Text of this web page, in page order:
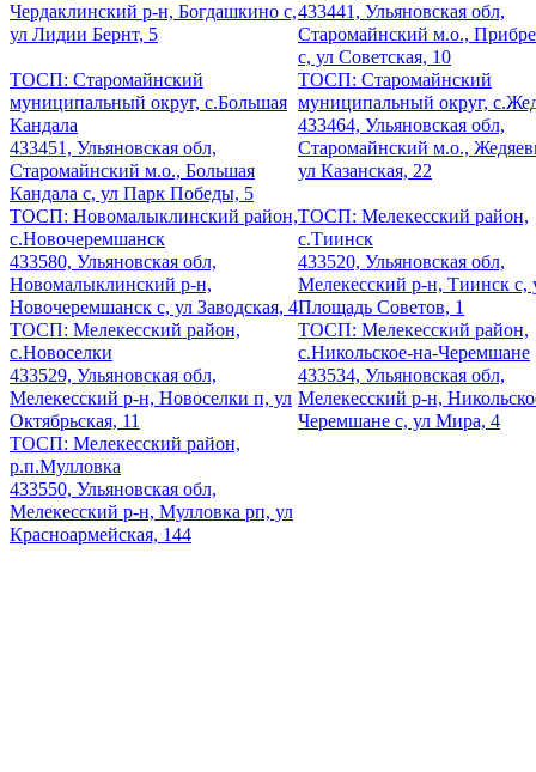
Чердаклинский р-н, Богдашкино с,
ул Лидии Бернт, 5
433441, Ульяновская обл,
Старомайнский м.о.,
с, ул Советская, 10
ТОСП: Старомайнский
муниципальный округ, с.Большая
Кандала
433451, Ульяновская обл,
Старомайнский м.о., Большая
Кандала с, ул Парк Победы, 5
ТОСП: Старомайнский
муниципальный округ,
433464, Ульяновская обл,
Старомайнский м.о.,
ул Казанская, 22
ТОСП: Новомалыклинский район,
с.Новочеремшанск
433580, Ульяновская обл,
Новомалыклинский р-н,
Новочеремшанск с, ул Заводская, 4
ТОСП: Мелекесский район,
с.Тиинск
433520, Ульяновская обл,
Мелекесский р-н, Тиинск с,
Площадь Советов, 1
ТОСП: Мелекесский район,
с.Новоселки
433529, Ульяновская обл,
Мелекесский р-н, Новоселки п, ул
Октябрьская, 11
ТОСП: Мелекесский район,
с.Никольское-на-Черемшане
433534, Ульяновская обл,
Мелекесский р-н,
Черемшане с, ул Мира, 4
ТОСП: Мелекесский район,
р.п.Мулловка
433550, Ульяновская обл,
Мелекесский р-н, Мулловка рп, ул
Красноармейская, 144